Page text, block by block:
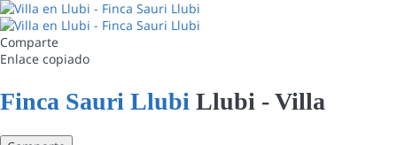
Comparte
Enlace copiado
Finca Sauri Llubi Llubi -Villa